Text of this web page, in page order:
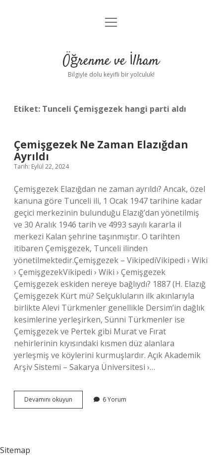
Anasayfa
Yasal Uyarı
menüyü
Öğrenme ve İlham
Bilgiyle dolu keyifli bir yolculuk!
Etiket: Tunceli Çemişgezek hangi parti aldı
Çemişgezek Ne Zaman Elazığdan
Ayrıldı
Tarih: Eylül 22, 2024
Çemişgezek Elazığdan ne zaman ayrıldı? Ancak, özel
kanuna göre Tunceli ili, 1 Ocak 1947 tarihine kadar
geçici merkezinin bulunduğu Elazığ’dan yönetilmiş
ve 30 Aralık 1946 tarih ve 4993 sayılı kararla il
merkezi Kalan şehrine taşınmıştır. O tarihten
itibaren Çemişgezek, Tunceli ilinden
yönetilmektedir.Çemişgezek – VikipediVikipedi › Wiki
› ÇemişgezekVikipedi › Wiki › Çemişgezek
Çemişgezek eskiden nereye bağlıydı? 1887 (H. Elazığ
Çemişgezek Kürt mü? Selçukluların ilk akınlarıyla
birlikte Alevi Türkmenler genellikle Dersim’in dağlık
kesimlerine yerleşirken, Sünni Türkmenler ise
Çemişgezek ve Pertek gibi Murat ve Fırat
nehirlerinin kıyısındaki kısmen düz alanlara
yerleşmiş ve köylerini kurmuşlardır. Açık Akademik
Arşiv Sistemi – Sakarya Üniversitesi ›…
Devamını okuyun Çemişgezek
Ne
6 Yorum
Sitemap